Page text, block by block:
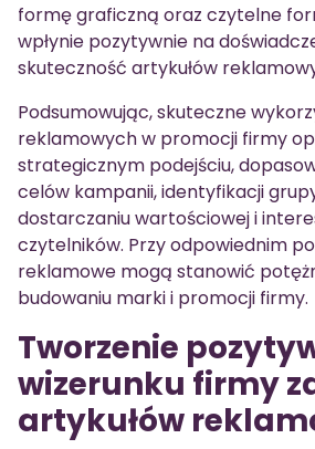
formę graficzną oraz czytelne
wpłynie pozytywnie na
skuteczność artykułów
Podsumowując, skuteczne
reklamowych w promocji firmy
strategicznym podejściu,
celów kampanii, identyfikacji
dostarczaniu wartościowej i
czytelników. Przy odpowiednim
reklamowe mogą stanowić
budowaniu marki i promocji firmy.
Tworzenie
wizerunku firmy
artykułów